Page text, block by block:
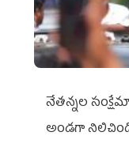
నేతన్నల
అండగా